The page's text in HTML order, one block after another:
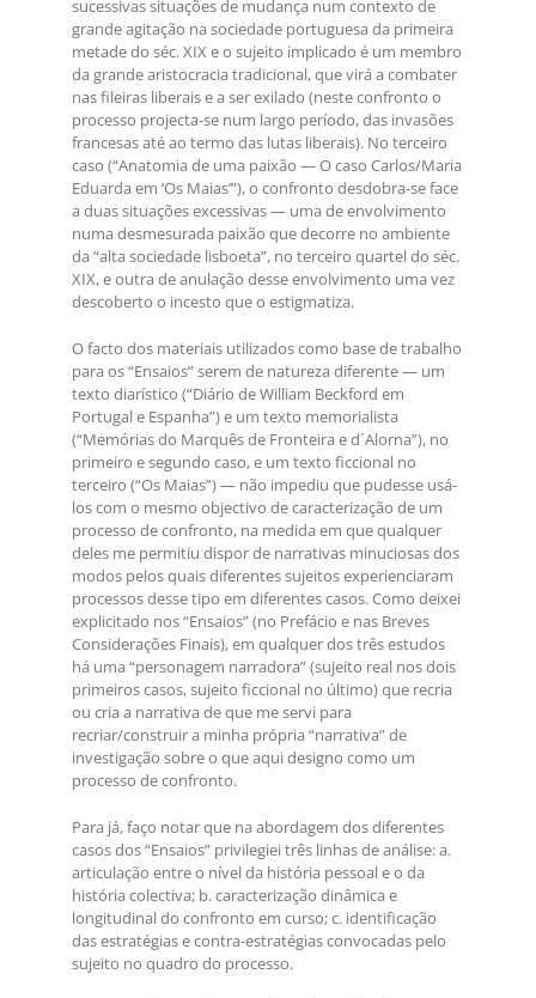
sucessivas situações de mudança num contexto de
grande agitação na sociedade portuguesa da primeira
metade do séc. XIX e o sujeito implicado é um membro
da grande aristocracia tradicional, que virá a combater
nas fileiras liberais e a ser exilado (neste confronto o
processo projecta-se num largo período, das invasões
francesas até ao termo das lutas liberais). No terceiro
caso (“Anatomia de uma paixão — O caso Carlos/Maria
Eduarda em ‘Os Maias’”), o confronto desdobra-se face
a duas situações excessivas — uma de envolvimento
numa desmesurada paixão que decorre no ambiente
da “alta sociedade lisboeta”, no terceiro quartel do séc.
XIX, e outra de anulação desse envolvimento uma vez
descoberto o incesto que o estigmatiza.
O facto dos materiais utilizados como base de trabalho
para os “Ensaios” serem de natureza diferente — um
texto diarístico (“Diário de William Beckford em
Portugal e Espanha”) e um texto memorialista
(“Memórias do Marquês de Fronteira e d´Alorna”), no
primeiro e segundo caso, e um texto ficcional no
terceiro (“Os Maias”) — não impediu que pudesse usá-
los com o mesmo objectivo de caracterização de um
processo de confronto, na medida em que qualquer
deles me permitiu dispor de narrativas minuciosas dos
modos pelos quais diferentes sujeitos experienciaram
processos desse tipo em diferentes casos. Como deixei
explicitado nos “Ensaios” (no Prefácio e nas Breves
Considerações Finais), em qualquer dos três estudos
há uma “personagem narradora” (sujeito real nos dois
primeiros casos, sujeito ficcional no último) que recria
ou cria a narrativa de que me servi para
recriar/construir a minha própria “narrativa” de
investigação sobre o que aqui designo como um
processo de confronto.
Para já, faço notar que na abordagem dos diferentes
casos dos “Ensaios” privilegiei três linhas de análise: a.
articulação entre o nível da história pessoal e o da
história colectiva; b. caracterização dinâmica e
longitudinal do confronto em curso; c. identificação
das estratégias e contra-estratégias convocadas pelo
sujeito no quadro do processo.